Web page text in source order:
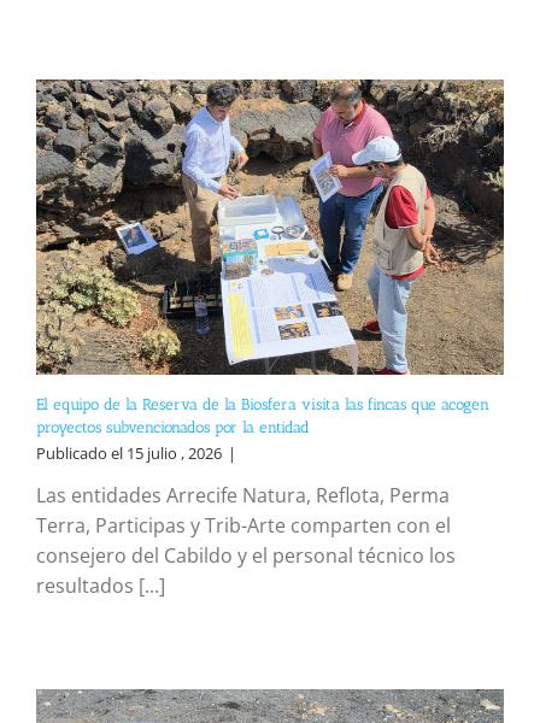
El equipo de la Reserva de la Biosfera visita las fincas que acogen
proyectos subvencionados por la entidad
Publicado el 15 julio , 2026 |
Las entidades Arrecife Natura, Reflota, Perma
Terra, Participas y Trib-Arte comparten con el
consejero del Cabildo y el personal técnico los
resultados [...]